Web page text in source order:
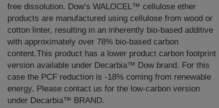
free dissolution. Dow’s WALOCEL™ cellulose ether
products are manufactured using cellulose from wood or
cotton linter, resulting in an inherently bio-based additive
with approximately over 78% bio-based carbon
content.This product has a lower product carbon footprint
version available under Decarbia™ Dow brand. For this
case the PCF reduction is -18% coming from renewable
energy. Please contact us for the low-carbon version
under Decarbia™ BRAND.